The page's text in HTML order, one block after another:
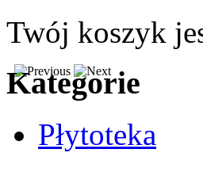
Twój koszyk
Kategorie
Płytoteka